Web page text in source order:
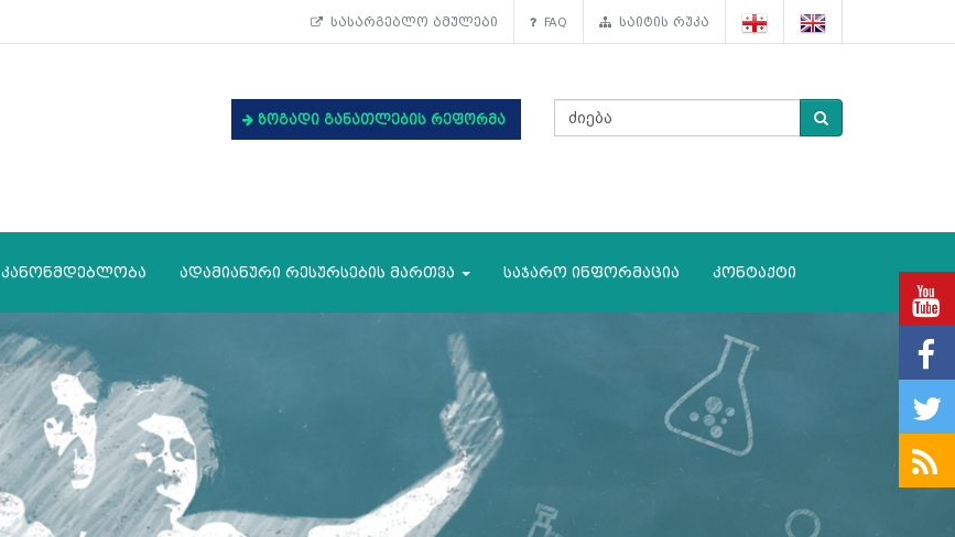
სასარგებლო ბმულები FAQ საიტის რუკა
ზოგადი განათლების რეფორმა
კანონმდებლობა ადამიანური რესურსების მართვა საჯარო ინფორმაცია კონტაქტი